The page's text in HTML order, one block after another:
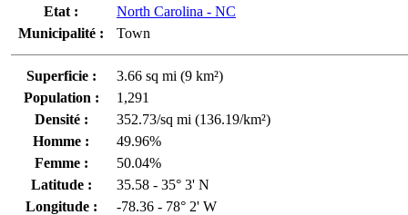
Etat :
North Carolina - NC
Municipalité :
Town
Superficie :
3.66 sq mi (9 km²)
Population :
1,291
Densité :
352.73/sq mi (136.19/km²)
Homme :
49.96%
Femme :
50.04%
Latitude :
35.58 - 35° 3' N
Longitude :
-78.36 - 78° 2' W